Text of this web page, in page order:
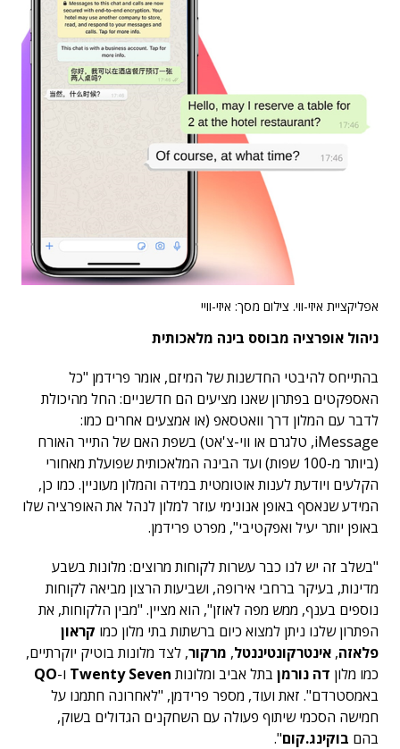
אפליקציית איזי-ווי. צילום מסך: איזי-וויי
ניהול אופרציה מבוסס בינה מלאכותית
בהתייחס להיבטי החדשנות של המיזם, אומר פרידמן "כל
האספקטים בפתרון שאנו מציעים הם חדשניים: החל מהיכולת
לדבר עם המלון דרך וואטסאפ (או אמצעים אחרים כמו:
iMessage, טלגרם או ווי-צ'אט) בשפת האם של התייר האורח
(ביותר מ-100 שפות) ועד הבינה המלאכותית שפועלת מאחורי
הקלעים ויודעת לענות אוטומטית במידה והמלון מעוניין. כמו כן,
המידע שנאסף באופן אנונימי עוזר למלון לנהל את האופרציה שלו
באופן יותר יעיל ואפקטיבי", מפרט פרידמן.
"בשלב זה יש לנו כבר עשרות לקוחות מרוצים: מלונות בשבע
מדינות, בעיקר ברחבי אירופה, ושביעות הרצון מביאה לקוחות
נוספים בענף, ממש מפה לאוזן", הוא מציין. "מבין הלקוחות, את
הפתרון שלנו ניתן למצוא כיום ברשתות בתי מלון כמו קראון
פלאזה, אינטרקונטיננטל, מרקור, לצד מלונות בוטיק יוקרתיים,
כמו מלון דה נורמן בתל אביב ומלונות Twenty Seven ו-QO
באמסטרדם". זאת ועוד, מספר פרידמן, "לאחרונה חתמנו על
חמישה הסכמי שיתוף פעולה עם השחקנים הגדולים בשוק,
בהם בוקינג.קום".